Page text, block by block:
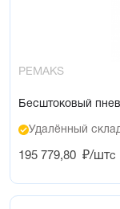
PEMAKS
Бесштоковый
Удалённый
195 779,80 ₽/штс